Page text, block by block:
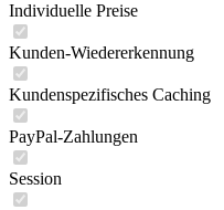
Individuelle Preise
Kunden-Wiedererkennung
Kundenspezifisches Caching
PayPal-Zahlungen
Session